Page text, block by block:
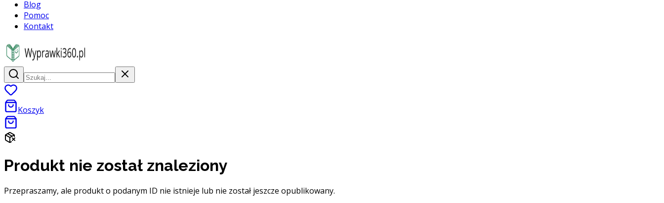
Blog
Pomoc
Kontakt
Koszyk
Produkt nie został znaleziony
Przepraszamy, ale produkt o podanym ID nie istnieje lub nie został jeszcze opublikowany.